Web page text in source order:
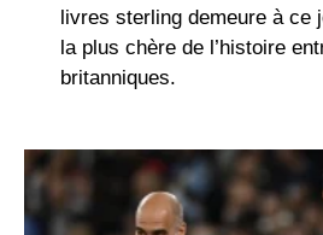
livres sterling demeure à ce
la plus chère de l’histoire
britanniques.